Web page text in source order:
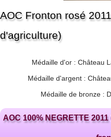
AOC Fronton rosé
d'agriculture)
Médaille d'or : Château
Médaille d'argent :
Médaille de bronze :
AOC 100% NEGRETTE